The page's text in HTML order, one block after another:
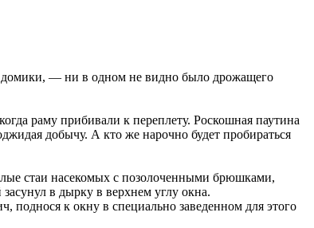
домики, — ни в одном не видно было дрожащего
раму прибивали к переплету. Роскошная паутина
добычу. А кто же нарочно будет пробираться
стаи насекомых с позолоченными брюшками,
в дырку в верхнем углу окна.
поднося к окну в специально заведенном для этого